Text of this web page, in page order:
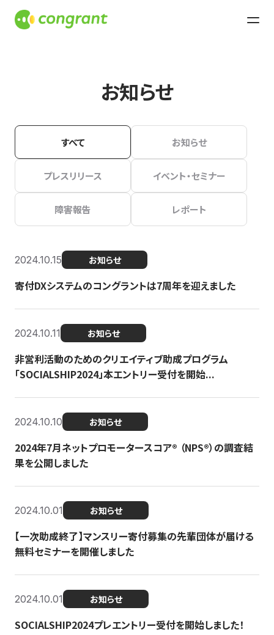
お知らせ
すべて お知らせ
プレスリリース イベント・セミナー
障害報告 レポート
2024.10.15 お知らせ
寄付DXシステムのコングラントは7周年を迎えました
2024.10.11 お知らせ
非営利活動のためのクリエイティブ助成プログラム
「SOCIALSHIP2024」本エントリー受付を開始...
2024.10.10 お知らせ
2024年7月ネットプロモータースコア®︎ （NPS®︎）の調査結
果を公開しました
2024.10.01 お知らせ
【一次助成終了】マンスリー寄付募集の先輩団体が届ける
無料セミナーを開催しました
2024.10.01 お知らせ
SOCIALSHIP2024プレエントリー受付を開始しました！